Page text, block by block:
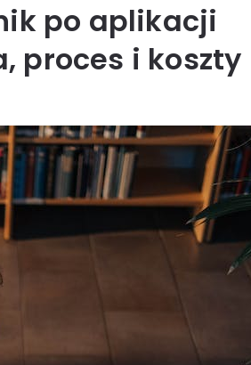
po aplikacji
proces i koszty